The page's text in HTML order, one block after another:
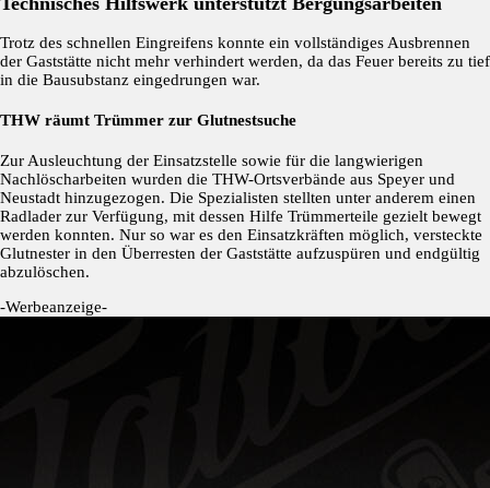
Trotz des schnellen Eingreifens konnte ein vollständiges Ausbrennen
der Gaststätte nicht mehr verhindert werden, da das Feuer bereits zu tief
in die Bausubstanz eingedrungen war.
THW räumt Trümmer zur Glutnestsuche
Zur Ausleuchtung der Einsatzstelle sowie für die langwierigen
Nachlöscharbeiten wurden die THW-Ortsverbände aus Speyer und
Neustadt hinzugezogen. Die Spezialisten stellten unter anderem einen
Radlader zur Verfügung, mit dessen Hilfe Trümmerteile gezielt bewegt
werden konnten. Nur so war es den Einsatzkräften möglich, versteckte
Glutnester in den Überresten der Gaststätte aufzuspüren und endgültig
abzulöschen.
-Werbeanzeige-